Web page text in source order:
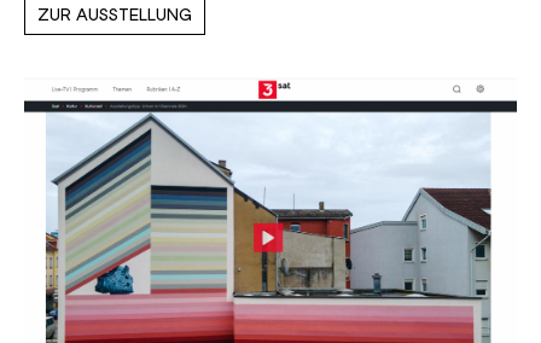
ZUR AUSSTELLUNG